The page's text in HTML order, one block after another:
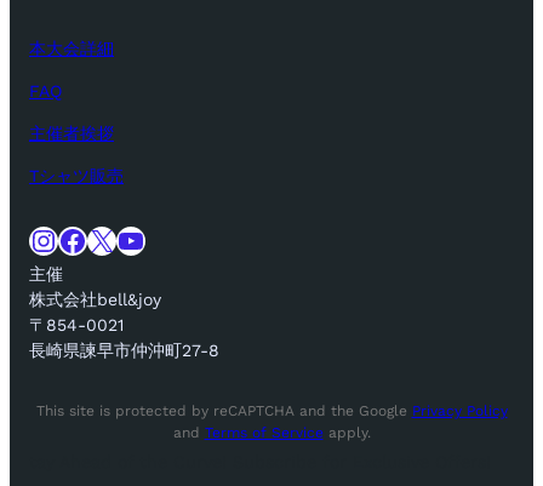
本大会詳細
FAQ
主催者挨拶
Tシャツ販売
InstagramFacebook X YouTube
主催
株式会社bell&joy
〒854-0021
長崎県諫早市仲沖町27-8
This site is protected by reCAPTCHA and the Google Privacy Policy
and Terms of Serviceapply.